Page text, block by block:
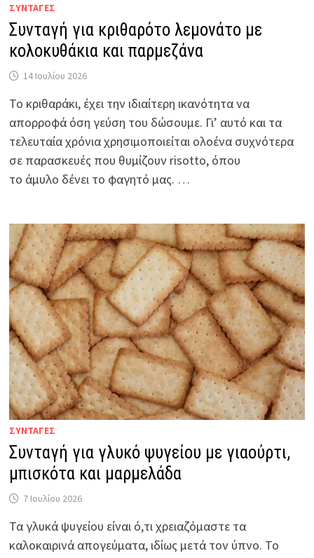
ΣΥΝΤΑΓΕΣ
Συνταγή για κριθαρότο λεμονάτο με
κολοκυθάκια και παρμεζάνα
14 Ιουλίου 2026
Το κριθαράκι, έχει την ιδιαίτερη ικανότητα να
απορροφά όση γεύση του δώσουμε. Γι’ αυτό και τα
τελευταία χρόνια χρησιμοποιείται ολοένα συχνότερα
σε παρασκευές που θυμίζουν risotto, όπου
το άμυλο δένει το φαγητό μας. …
ΣΥΝΤΑΓΕΣ
Συνταγή για γλυκό ψυγείου με γιαούρτι,
μπισκότα και μαρμελάδα
7 Ιουλίου 2026
Τα γλυκά ψυγείου είναι ό,τι χρειαζόμαστε τα
καλοκαιρινά απογεύματα, ιδίως μετά τον ύπνο. Το